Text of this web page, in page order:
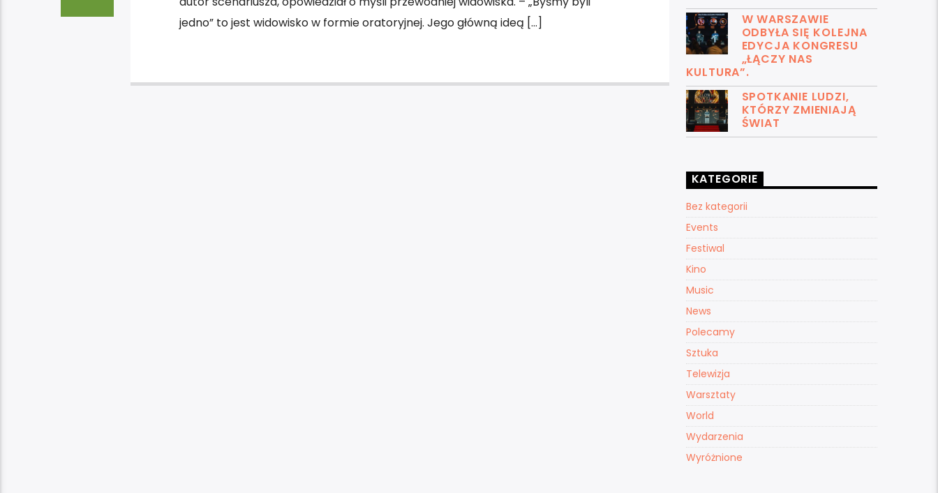
jedno” to jest widowisko w formie oratoryjnej. Jego główną ideą […]
W WARSZAWIE
ODBYŁA SIĘ KOLEJNA
EDYCJA KONGRESU
„ŁĄCZY NAS
KULTURA”.
SPOTKANIE LUDZI,
KTÓRZY ZMIENIAJĄ
ŚWIAT
KATEGORIE
Bez kategorii
Events
Festiwal
Kino
Music
News
Polecamy
Sztuka
Telewizja
Warsztaty
World
Wydarzenia
Wyróżnione